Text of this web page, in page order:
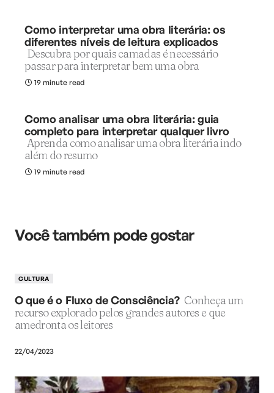
Como interpretar uma obra literária: os
diferentes níveis de leitura explicados
Descubra por quais camadas é necessário
passar para interpretar bem uma obra
19 minute read
Como analisar uma obra literária: guia
completo para interpretar qualquer livro
Aprenda como analisar uma obra literária indo
além do resumo
19 minute read
Você também pode gostar
CULTURA
O que é o Fluxo de Consciência? Conheça um
recurso explorado pelos grandes autores e que
amedronta os leitores
22/04/2023